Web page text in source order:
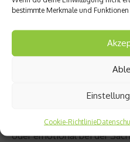
bestimmte Merkmale und
Cookie-Richtlinie
glauben, dass ich etwas
ohnehin schon gut läuft.
netzathleten: Was ist bei
möglich? Worauf sollte man
Ohne
große Auswirkungen, ob
oder emotional bei der